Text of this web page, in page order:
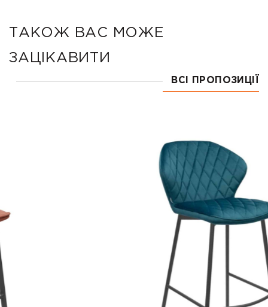
ТАКОЖ ВАС МОЖЕ
ЗАЦІКАВИТИ
ВСІ ПРОПОЗИЦІЇ